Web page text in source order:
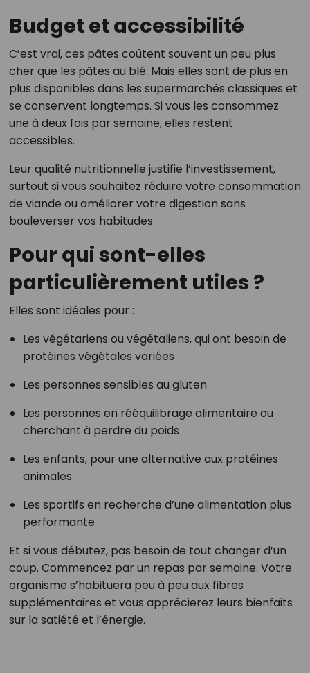
Budget et accessibilité
C’est vrai, ces pâtes coûtent souvent un peu plus
cher que les pâtes au blé. Mais elles sont de plus en
plus disponibles dans les supermarchés classiques et
se conservent longtemps. Si vous les consommez
une à deux fois par semaine, elles restent
accessibles.
Leur qualité nutritionnelle justifie l’investissement,
surtout si vous souhaitez réduire votre consommation
de viande ou améliorer votre digestion sans
bouleverser vos habitudes.
Pour qui sont-elles
particulièrement utiles ?
Elles sont idéales pour :
Les végétariens ou végétaliens, qui ont besoin de
protéines végétales variées
Les personnes sensibles au gluten
Les personnes en rééquilibrage alimentaire ou
cherchant à perdre du poids
Les enfants, pour une alternative aux protéines
animales
Les sportifs en recherche d’une alimentation plus
performante
Et si vous débutez, pas besoin de tout changer d’un
coup. Commencez par un repas par semaine. Votre
organisme s’habituera peu à peu aux fibres
supplémentaires et vous apprécierez leurs bienfaits
sur la satiété et l’énergie.